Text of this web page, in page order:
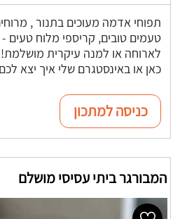
תפוחי אדמה מעוכים בתנור ,
טעמים טובים, קריספי מלוח טעים
לארוחה או למנה עיקרית מושלמת!
כאן או באינסטגרם שלי איך יצא
כניסה למתכון
המבורגר ביתי עסיסי מושלם